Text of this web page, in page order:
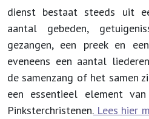
dienst bestaat steeds uit
aantal gebeden,
gezangen, een preek en
eveneens een aantal
de samenzang of het samen
een essentieel element
Pinksterchristenen.Lees hier